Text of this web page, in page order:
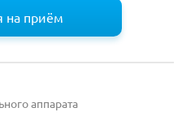
на приём
аппарата